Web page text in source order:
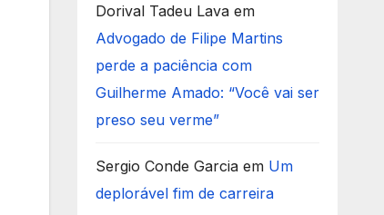
Dorival Tadeu Lavaem
Advogado de Filipe Martins
perde a paciência com
Guilherme Amado: “Você vai ser
preso seu verme”
Sergio Conde Garciaem Um
deplorável fim de carreira